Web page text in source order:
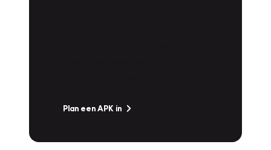
Plan een APK in